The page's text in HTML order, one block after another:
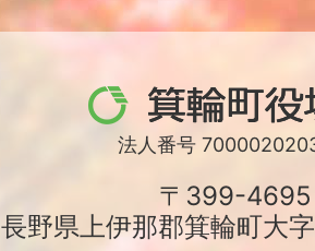
箕
輪
役
法人番号
〒399-4695
長野県上伊那郡箕輪町大